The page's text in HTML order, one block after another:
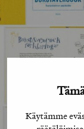
Käytämme